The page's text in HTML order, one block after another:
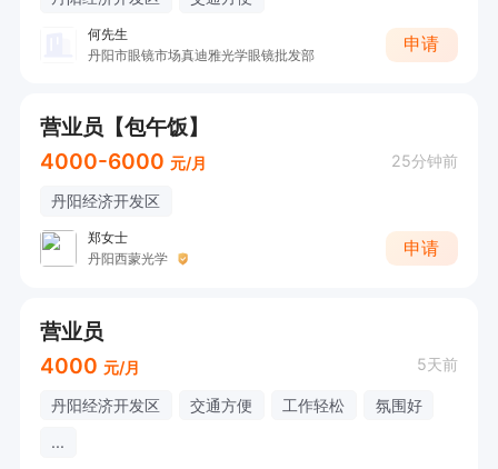
何先生
丹阳市眼镜市场真迪雅光学眼镜批发部
申请
营业员【包午饭】
4000-6000 元/月 25分钟前
丹阳经济开发区
郑女士
丹阳西蒙光学
申请
营业员
4000 元/月 5天前
丹阳经济开发区 交通方便 工作轻松
氛围好
...